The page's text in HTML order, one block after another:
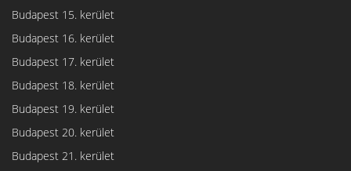
Budapest 15. kerület
Budapest 16. kerület
Budapest 17. kerület
Budapest 18. kerület
Budapest 19. kerület
Budapest 20. kerület
Budapest 21. kerület